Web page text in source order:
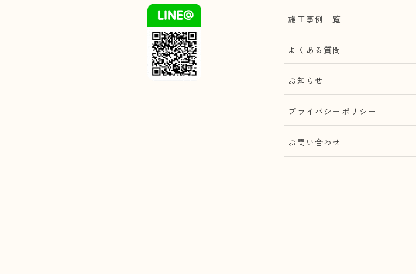
施工事例一覧
よくある質問
お知らせ
プライバシーポリシー
お問い合わせ